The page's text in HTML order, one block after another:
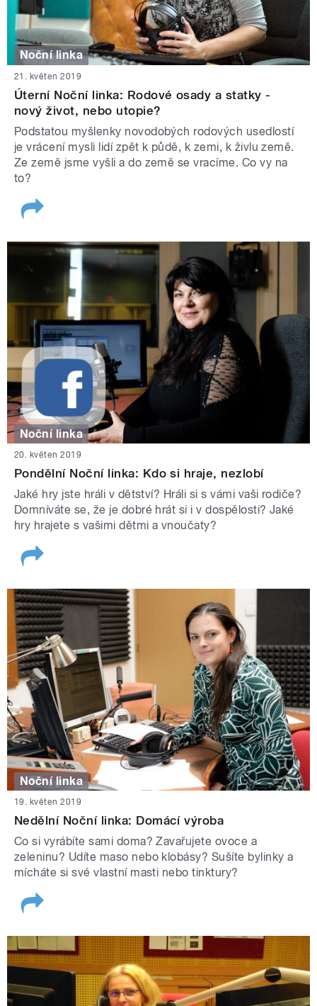
Noční linka
21. květen 2019
Úterní Noční linka: Rodové osady a statky -
nový život, nebo utopie?
Podstatou myšlenky novodobých rodových usedlostí
je vrácení mysli lidí zpět k půdě, k zemi, k živlu země.
Ze země jsme vyšli a do země se vracíme. Co vy na
to?
Noční linka
20. květen 2019
Pondělní Noční linka: Kdo si hraje, nezlobí
Jaké hry jste hráli v dětství? Hráli si s vámi vaši rodiče?
Domníváte se, že je dobré hrát si i v dospělosti? Jaké
hry hrajete s vašimi dětmi a vnoučaty?
Noční linka
19. květen 2019
Nedělní Noční linka: Domácí výroba
Co si vyrábíte sami doma? Zavařujete ovoce a
zeleninu? Udíte maso nebo klobásy? Sušíte bylinky a
mícháte si své vlastní masti nebo tinktury?